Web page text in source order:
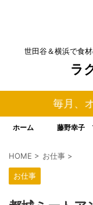
世田谷＆横浜で食
ラ
毎月、オン
ホーム 藤野幸子
HOME > お仕事 >
お仕事